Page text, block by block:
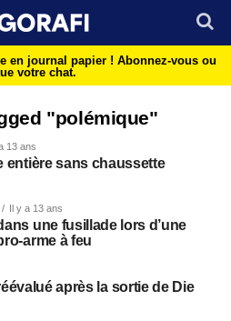
en journal papier ! Abonnez-vous ou
votre chat.
"polémique"
13 ans
entière sans chaussette
Il y a 13 ans
une fusillade lors d’une
arme à feu
après la sortie de Die